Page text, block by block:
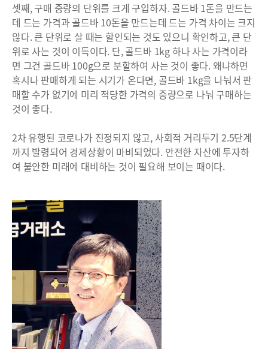
셋째, 구매 중량의 단위를 크게 구입하자. 골드바 1돈을 만드는
데 드는 가격과 골드바 10돈을 만드는데 드는 가격 차이는 크지
않다. 큰 단위로 살 때는 할인되는 것도 있으니 확인하고, 큰 단
위로 사는 것이 이득이다. 단, 골드바 1kg 하나 사는 가격이라
면 그건 골드바 100g으로 분할하여 사는 것이 좋다. 왜냐하면
혹시나 판매하게 되는 시기가 온다면, 골드바 1kg을 나눠서 판
매할 수가 없기에 미리 적당한 가격의 중량으로 나눠 구매하는
것이 좋다.
2차 유행된 코로나가 진정되지 않고, 사회적 거리두기 2.5단계
까지 발령되어 경제상황이 마비되었다. 안전한 자산에 투자하
여 불안한 미래에 대비하는 것이 필요해 보이는 때이다.